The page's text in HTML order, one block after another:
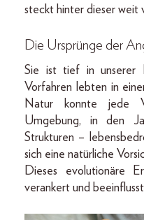
steckt hinter dieser weit
Die Ursprünge der
Sie ist tief in unserer
Vorfahren lebten in
Natur konnte jede
Umgebung, in den
Strukturen –
sich eine natürliche
Dieses evolutionäre
verankert und